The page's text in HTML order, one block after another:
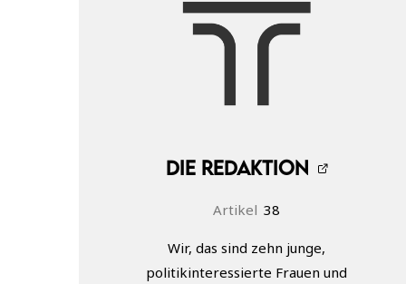
Die Redaktion
Artikel 38
Wir, das sind zehn junge,
politikinteressierte Frauen und